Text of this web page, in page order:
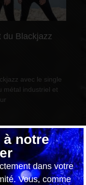
du Blackjazz
avec le single
métal industriel et
à notre
dans votre
Vous, comme